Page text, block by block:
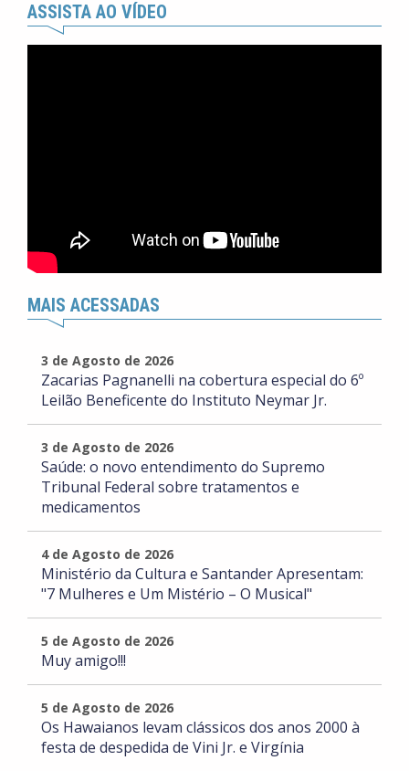
ASSISTA AO VÍDEO
MAIS ACESSADAS
3 de Agosto de 2026
Zacarias Pagnanelli na cobertura especial do 6º
Leilão Beneficente do Instituto Neymar Jr.
3 de Agosto de 2026
Saúde: o novo entendimento do Supremo
Tribunal Federal sobre tratamentos e
medicamentos
4 de Agosto de 2026
Ministério da Cultura e Santander Apresentam:
"7 Mulheres e Um Mistério – O Musical"
5 de Agosto de 2026
Muy amigo!!!
5 de Agosto de 2026
Os Hawaianos levam clássicos dos anos 2000 à
festa de despedida de Vini Jr. e Virgínia